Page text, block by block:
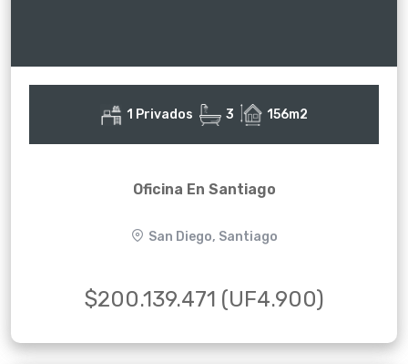
1 Privados 3 156m2
Oficina En Santiago
San Diego, Santiago
$200.139.471 (UF4.900)